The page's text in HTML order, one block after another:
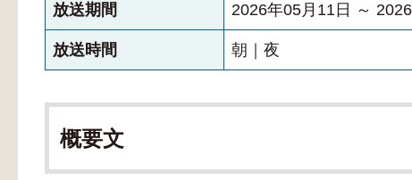
放送期間 2026年05月11日 ～
放送時間 朝｜夜
概要文